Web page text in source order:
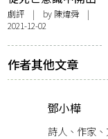
鮮花——黎海寧
《九歌》觀後隨感
劇評 | by 陳煒舜 |
2021-12-02
作者其他文章
鄧小樺
詩人、作家